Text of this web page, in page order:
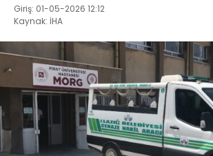
Giriş: 01-05-2026 12:12
Kaynak: İHA